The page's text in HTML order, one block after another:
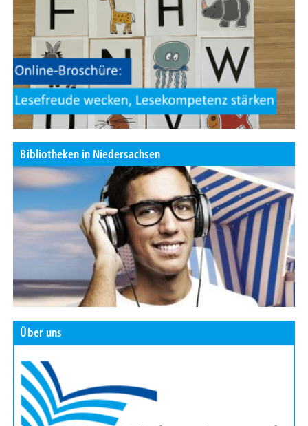
Bibliotheken in Niedersachsen
Über uns